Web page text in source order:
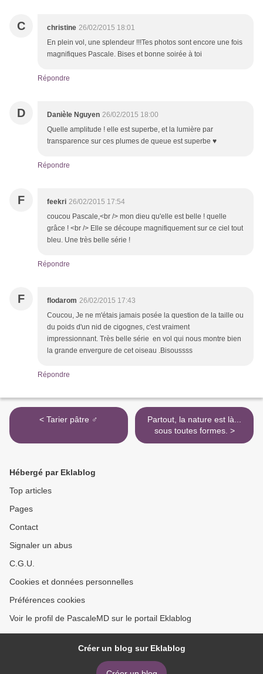
C christine 26/02/2015 18:01
En plein vol, une splendeur !!!Tes photos sont encore une fois
magnifiques Pascale. Bises et bonne soirée à toi
Répondre
D Danièle Nguyen 26/02/2015 18:00
Quelle amplitude ! elle est superbe, et la lumière par
transparence sur ces plumes de queue est superbe ♥
Répondre
F feekri 26/02/2015 17:54
coucou Pascale,<br /> mon dieu qu'elle est belle ! quelle
grâce ! <br /> Elle se découpe magnifiquement sur ce ciel tout
bleu. Une très belle série !
Répondre
F flodarom 26/02/2015 17:43
Coucou, Je ne m'étais jamais posée la question de la taille ou
du poids d'un nid de cigognes, c'est vraiment
impressionnant. Très belle série en vol qui nous montre bien
la grande envergure de cet oiseau .Bisoussss
Répondre
< Tarier pâtre ♂
Partout, la nature est là...
sous toutes formes. >
Hébergé par Eklablog
Top articles
Pages
Contact
Signaler un abus
C.G.U.
Cookies et données personnelles
Préférences cookies
Voir le profil de PascaleMD sur le portail Eklablog
Créer un blog sur Eklablog